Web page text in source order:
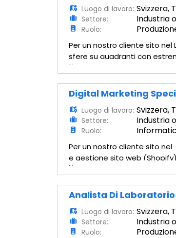
Luogo di lavoro: Svizzera,
Settore: Industria
Ruolo:
Per un nostro cliente sito
sfere su quadranti con
efficiente e responsabile -
...
Digital Marketing
Luogo di lavoro: Svizzera,
Settore: Industria
Ruolo:
Per un nostro cliente sito
e gestione sito web
prodotto, collezioni, banner
...
Analista Di
Luogo di lavoro: Svizzera,
Settore: Industria
Ruolo: